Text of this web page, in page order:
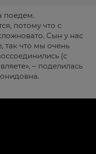
поедем.
потому что с
Сын у нас
так что мы очень
(с
– поделилась